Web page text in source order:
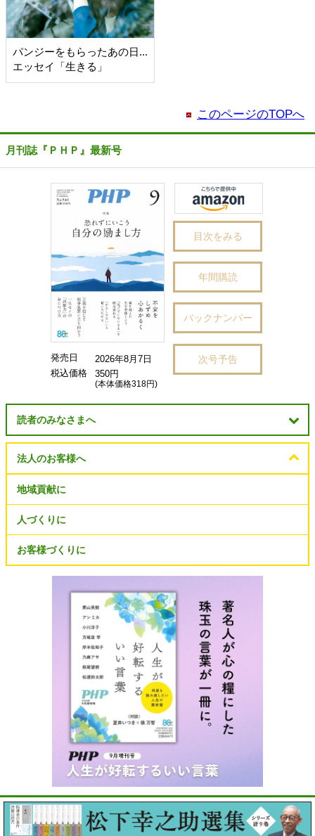
パンジーをもらったあの日...
エッセイ「生きる」
このページのTOPへ
月刊誌『ＰＨＰ』最新号
発売日
2026年8月7日
税込価格
350円
(本体価格318円)
目次をみる
年間購読
バックナンバー
次号予告
読者のみなさまへ
法人のお客様へ
地域貢献に
人づくりに
お客様づくりに